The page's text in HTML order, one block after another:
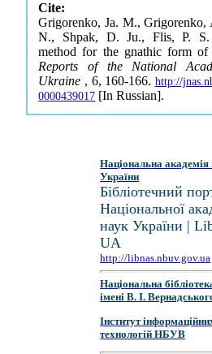
Cite:
Grigorenko, Ja. M., Grigorenko,
N., Shpak, D. Ju., Flis, P. S.
method for the gnathic form of
Reports of the National
Ukraine , 6, 160-166. http://
0000439017 [In Russian].
Національна академія
України
Бібліотечний
Національної
наук України |
UA
http://libnas.nbuv.gov.ua
Національна
імені В. І.
Інститут
технологій НБУВ